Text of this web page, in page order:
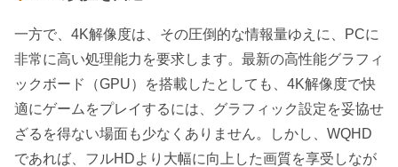
一方で、4K解像度は、その圧倒的な情報量ゆえに、PCに
非常に高い処理能力を要求します。最新の高性能グラフィ
ックボード（GPU）を搭載したとしても、4K解像度で快
適にゲームをプレイするには、グラフィック設定を妥協せ
ざるを得ない場面も少なくありません。しかし、WQHD
であれば、フルHDより大幅に向上した画質を享受しなが